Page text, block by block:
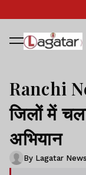
Ranchi
जिलों में
अभियान
By Lagatar News